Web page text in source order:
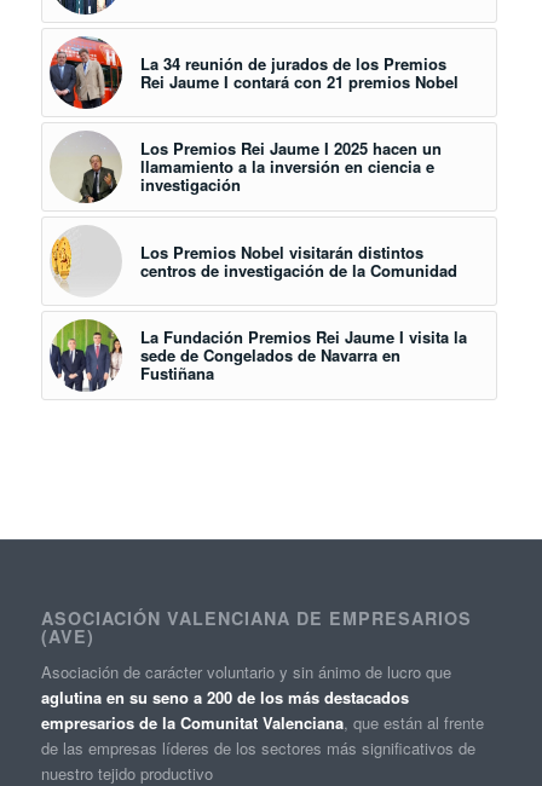
La 34 reunión de jurados de los Premios
Rei Jaume I contará con 21 premios Nobel
Los Premios Rei Jaume I 2025 hacen un
llamamiento a la inversión en ciencia e
investigación
Los Premios Nobel visitarán distintos
centros de investigación de la Comunidad
La Fundación Premios Rei Jaume I visita la
sede de Congelados de Navarra en
Fustiñana
ASOCIACIÓN VALENCIANA DE EMPRESARIOS
(AVE)
Asociación de carácter voluntario y sin ánimo de lucro que
aglutina en su seno a 200 de los más destacados
empresarios de la Comunitat Valenciana, que están al frente
de las empresas líderes de los sectores más significativos de
nuestro tejido productivo